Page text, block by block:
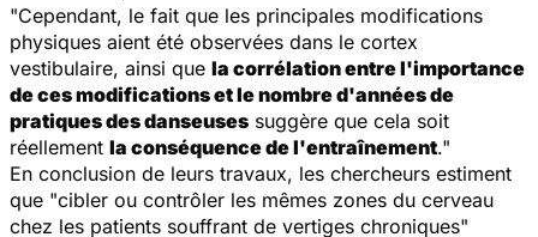
"Cependant, le fait que les principales modifications
physiques aient été observées dans le cortex
vestibulaire, ainsi que la corrélation entre l'importance
de ces modifications et le nombre d'années de
pratiques des danseuses suggère que cela soit
réellement la conséquence de l'entraînement."
En conclusion de leurs travaux, les chercheurs estiment
que "cibler ou contrôler les mêmes zones du cerveau
chez les patients souffrant de vertiges chroniques"